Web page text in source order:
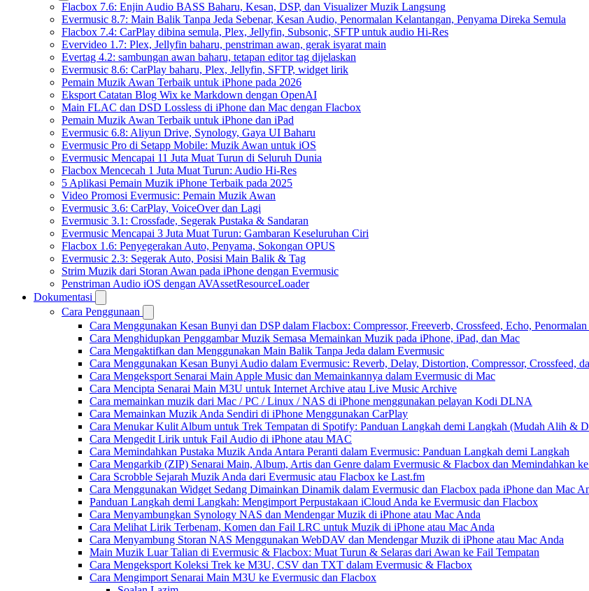
Flacbox 7.6: Enjin Audio BASS Baharu, Kesan, DSP, dan Visualizer Muzik Langsung
Evermusic 8.7: Main Balik Tanpa Jeda Sebenar, Kesan Audio, Penormalan Kelantangan, Penyama Direka Semula
Flacbox 7.4: CarPlay dibina semula, Plex, Jellyfin, Subsonic, SFTP untuk audio Hi-Res
Evervideo 1.7: Plex, Jellyfin baharu, penstriman awan, gerak isyarat main
Evertag 4.2: sambungan awan baharu, tetapan editor tag dijelaskan
Evermusic 8.6: CarPlay baharu, Plex, Jellyfin, SFTP, widget lirik
Pemain Muzik Awan Terbaik untuk iPhone pada 2026
Eksport Catatan Blog Wix ke Markdown dengan OpenAI
Main FLAC dan DSD Lossless di iPhone dan Mac dengan Flacbox
Pemain Muzik Awan Terbaik untuk iPhone dan iPad
Evermusic 6.8: Aliyun Drive, Synology, Gaya UI Baharu
Evermusic Pro di Setapp Mobile: Muzik Awan untuk iOS
Evermusic Mencapai 11 Juta Muat Turun di Seluruh Dunia
Flacbox Mencecah 1 Juta Muat Turun: Audio Hi-Res
5 Aplikasi Pemain Muzik iPhone Terbaik pada 2025
Video Promosi Evermusic: Pemain Muzik Awan
Evermusic 3.6: CarPlay, VoiceOver dan Lagi
Evermusic 3.1: Crossfade, Segerak Pustaka & Sandaran
Evermusic Mencapai 3 Juta Muat Turun: Gambaran Keseluruhan Ciri
Flacbox 1.6: Penyegerakan Auto, Penyama, Sokongan OPUS
Evermusic 2.3: Segerak Auto, Posisi Main Balik & Tag
Strim Muzik dari Storan Awan pada iPhone dengan Evermusic
Penstriman Audio iOS dengan AVAssetResourceLoader
Dokumentasi
Cara Penggunaan
Cara Menggunakan Kesan Bunyi dan DSP dalam Flacbox: Compressor, Freeverb, Crossfeed, Echo,
Cara Menghidupkan Penggambar Muzik Semasa Memainkan Muzik pada iPhone, iPad, dan Mac
Cara Mengaktifkan dan Menggunakan Main Balik Tanpa Jeda dalam Evermusic
Cara Menggunakan Kesan Bunyi Audio dalam Evermusic: Reverb, Delay, Distortion, Compressor, Crossfeed,
Cara Mengeksport Senarai Main Apple Music dan Memainkannya dalam Evermusic di Mac
Cara Mencipta Senarai Main M3U untuk Internet Archive atau Live Music Archive
Cara memainkan muzik dari Mac / PC / Linux / NAS di iPhone menggunakan pelayan Kodi DLNA
Cara Memainkan Muzik Anda Sendiri di iPhone Menggunakan CarPlay
Cara Menukar Kulit Album untuk Trek Tempatan di Spotify: Panduan Langkah demi Langkah (Mudah Alih &
Cara Mengedit Lirik untuk Fail Audio di iPhone atau MAC
Cara Memindahkan Pustaka Muzik Anda Antara Peranti dalam Evermusic: Panduan Langkah demi Langkah
Cara Mengarkib (ZIP) Senarai Main, Album, Artis dan Genre dalam Evermusic & Flacbox dan Memindahkan
Cara Scrobble Sejarah Muzik Anda dari Evermusic atau Flacbox ke Last.fm
Cara Menggunakan Widget Sedang Dimainkan Dinamik dalam Evermusic dan Flacbox pada iPhone dan Mac
Panduan Langkah demi Langkah: Mengimport Perpustakaan iCloud Anda ke Evermusic dan Flacbox
Cara Menyambungkan Synology NAS dan Mendengar Muzik di iPhone atau Mac Anda
Cara Melihat Lirik Terbenam, Komen dan Fail LRC untuk Muzik di iPhone atau Mac Anda
Cara Menyambung Storan NAS Menggunakan WebDAV dan Mendengar Muzik di iPhone atau Mac Anda
Main Muzik Luar Talian di Evermusic & Flacbox: Muat Turun & Selaras dari Awan ke Fail Tempatan
Cara Mengeksport Koleksi Trek ke M3U, CSV dan TXT dalam Evermusic & Flacbox
Cara Mengimport Senarai Main M3U ke Evermusic dan Flacbox